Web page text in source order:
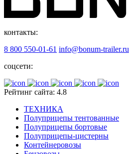
контакты:
8 800 550-01-61 info@bonum-trailer.ru
соцсети:
Рейтинг сайта: 4.8
ТЕХНИКА
Полуприцепы тентованные
Полуприцепы бортовые
Полуприцепы-цистерны
Контейнеровозы